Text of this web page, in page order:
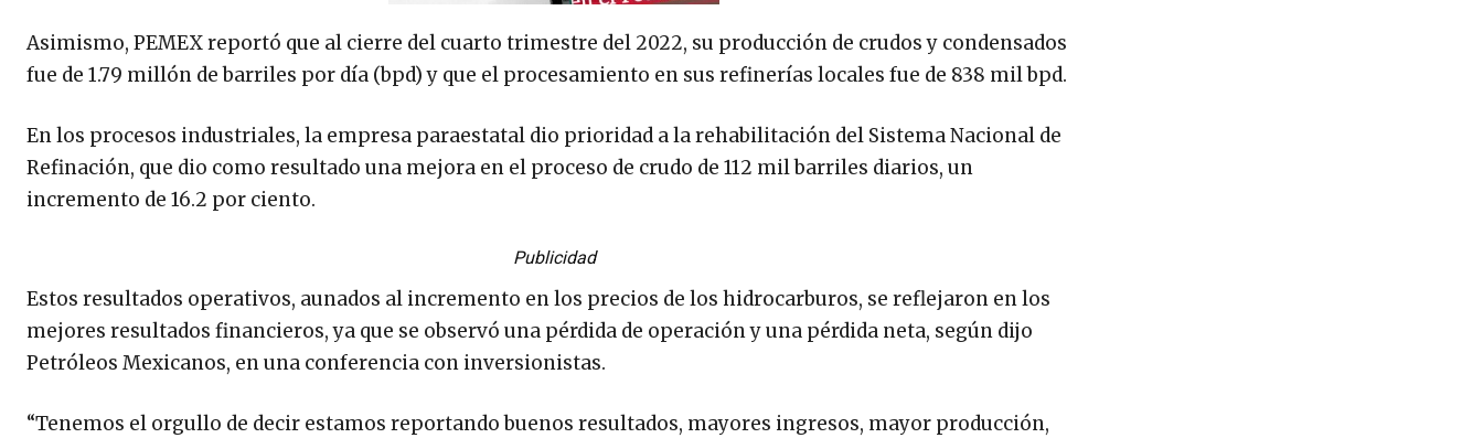
Asimismo, PEMEX reportó que al cierre del cuarto trimestre del 2022, su producción de crudos y condensados
fue de 1.79 millón de barriles por día (bpd) y que el procesamiento en sus refinerías locales fue de 838 mil bpd.
En los procesos industriales, la empresa paraestatal dio prioridad a la rehabilitación del Sistema Nacional de
Refinación, que dio como resultado una mejora en el proceso de crudo de 112 mil barriles diarios, un
incremento de 16.2 por ciento.
Publicidad
Estos resultados operativos, aunados al incremento en los precios de los hidrocarburos, se reflejaron en los
mejores resultados financieros, ya que se observó una pérdida de operación y una pérdida neta, según dijo
Petróleos Mexicanos, en una conferencia con inversionistas.
“Tenemos el orgullo de decir estamos reportando buenos resultados, mayores ingresos, mayor producción,